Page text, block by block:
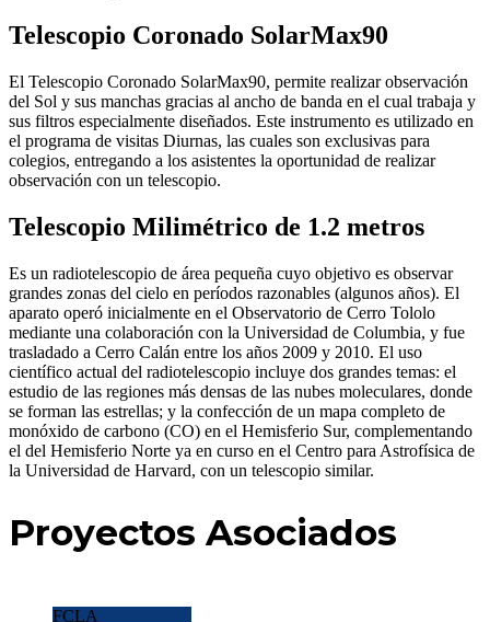
Telescopio Coronado SolarMax90
El Telescopio Coronado SolarMax90, permite realizar observación
del Sol y sus manchas gracias al ancho de banda en el cual trabaja y
sus filtros especialmente diseñados. Este instrumento es utilizado en
el programa de visitas Diurnas, las cuales son exclusivas para
colegios, entregando a los asistentes la oportunidad de realizar
observación con un telescopio.
Telescopio Milimétrico de 1.2 metros
Es un radiotelescopio de área pequeña cuyo objetivo es observar
grandes zonas del cielo en períodos razonables (algunos años). El
aparato operó inicialmente en el Observatorio de Cerro Tololo
mediante una colaboración con la Universidad de Columbia, y fue
trasladado a Cerro Calán entre los años 2009 y 2010. El uso
científico actual del radiotelescopio incluye dos grandes temas: el
estudio de las regiones más densas de las nubes moleculares, donde
se forman las estrellas; y la confección de un mapa completo de
monóxido de carbono (CO) en el Hemisferio Sur, complementando
el del Hemisferio Norte ya en curso en el Centro para Astrofísica de
la Universidad de Harvard, con un telescopio similar.
ProyectosAsociados
FCLA